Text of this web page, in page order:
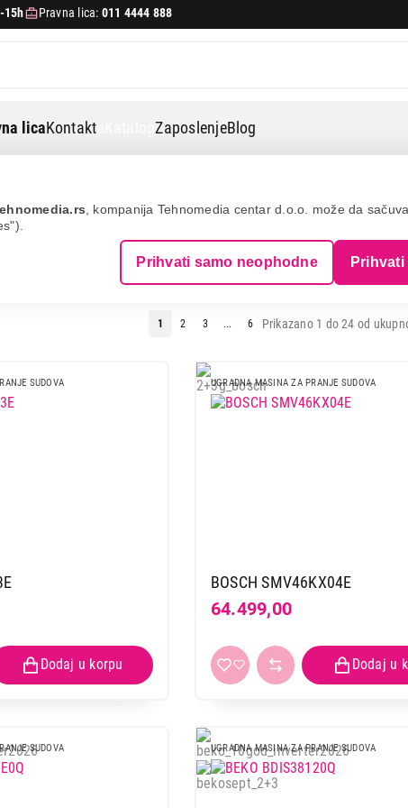
, kompanija Tehnomedia centar d.o.o. može da
Prihvati samo neophodne
15h Pravna lica: 011 4444 888
licaKontakt eKatalogZaposlenjeBlog
za pranje sudova
ZA PRANJE SUDOVA
Prikazano 1 do 24 od
1 2 3 ... 6
SUDOVA UGRADNA MASINA ZA PRANJE SUDOVA
BOSCH SMV46KX04E
64.499,00
SUDOVA UGRADNA MASINA ZA PRANJE SUDOVA